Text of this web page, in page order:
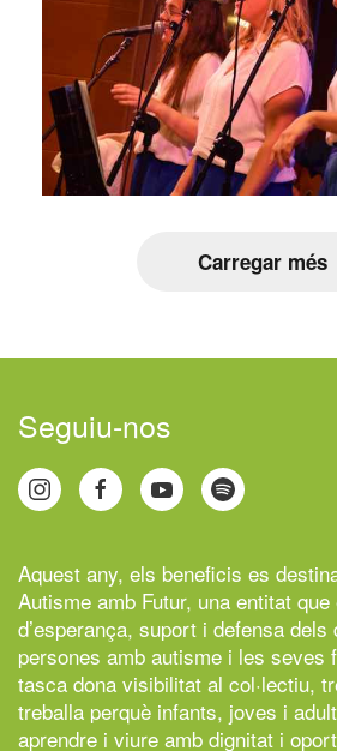
Carregar més
Seguiu-nos
Aquest any, els beneficis es
Autisme amb Futur, una entitat
d’esperança, suport i defensa dels
persones amb autisme i les seves
tasca dona visibilitat al col·lectiu,
treballa perquè infants, joves i
aprendre i viure amb dignitat i